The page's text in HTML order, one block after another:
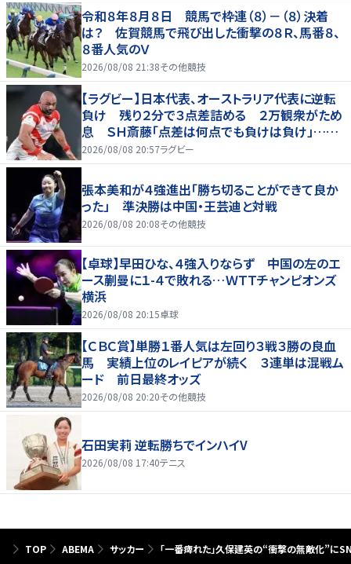
令和８年８月８日 競馬で枠連（８）－（８）決着
は？ 佐賀競馬で飛び出した衝撃の８Ｒ、馬番８、
８番人気のＶ
2026/08/08 21:38その他競技
【ラグビー】日本代表、オーストラリア代表に逆転
負け 残り２分で３点差詰める ２万観衆がため
息 ＳＨ斎藤「点差は何点でも負けは負け」…前
半にＳＯ伊藤龍が先制トライ、３２ー３５で惜敗
2026/08/08 20:57ラグビー
張本美和が４強進出「勝ち切ることができて良か
った」 準決勝は中国・王芸迪と対戦
2026/08/08 20:08その他競技
【卓球】早田ひな、４強入りならず 中国の左のエ
ース蒯曼に１-４で敗れる…ＷＴＴチャンピオンズ
横浜
2026/08/08 20:15卓球
【ＣＢＣ賞】単勝１番人気は左回り３戦３勝の良血
馬 実績上位のレイピアが続く ３連単は混戦ム
ード 前日最終オッズ
2026/08/08 20:20その他競技
石田実莉 逆転勝ちでインハイV
2026/08/08 17:40テニス
TOP ABEMA サッカー 「一番痺れた」久保建英の“衝撃の無敵化”に